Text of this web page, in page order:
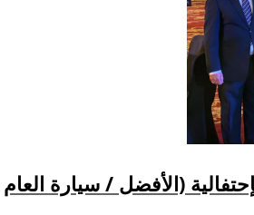
إيجيبت تحصد لقب “مايكروباص العام 2019” بإحتفالية (الأفضل / سيارة العام